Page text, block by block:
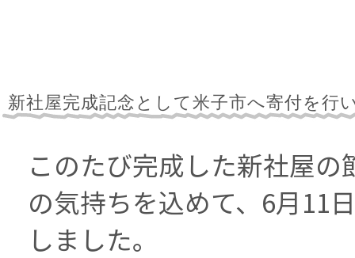
新社屋完成記念として米子市へ寄付を行
このたび完成した新社屋
の気持ちを込めて、6月11
しました。